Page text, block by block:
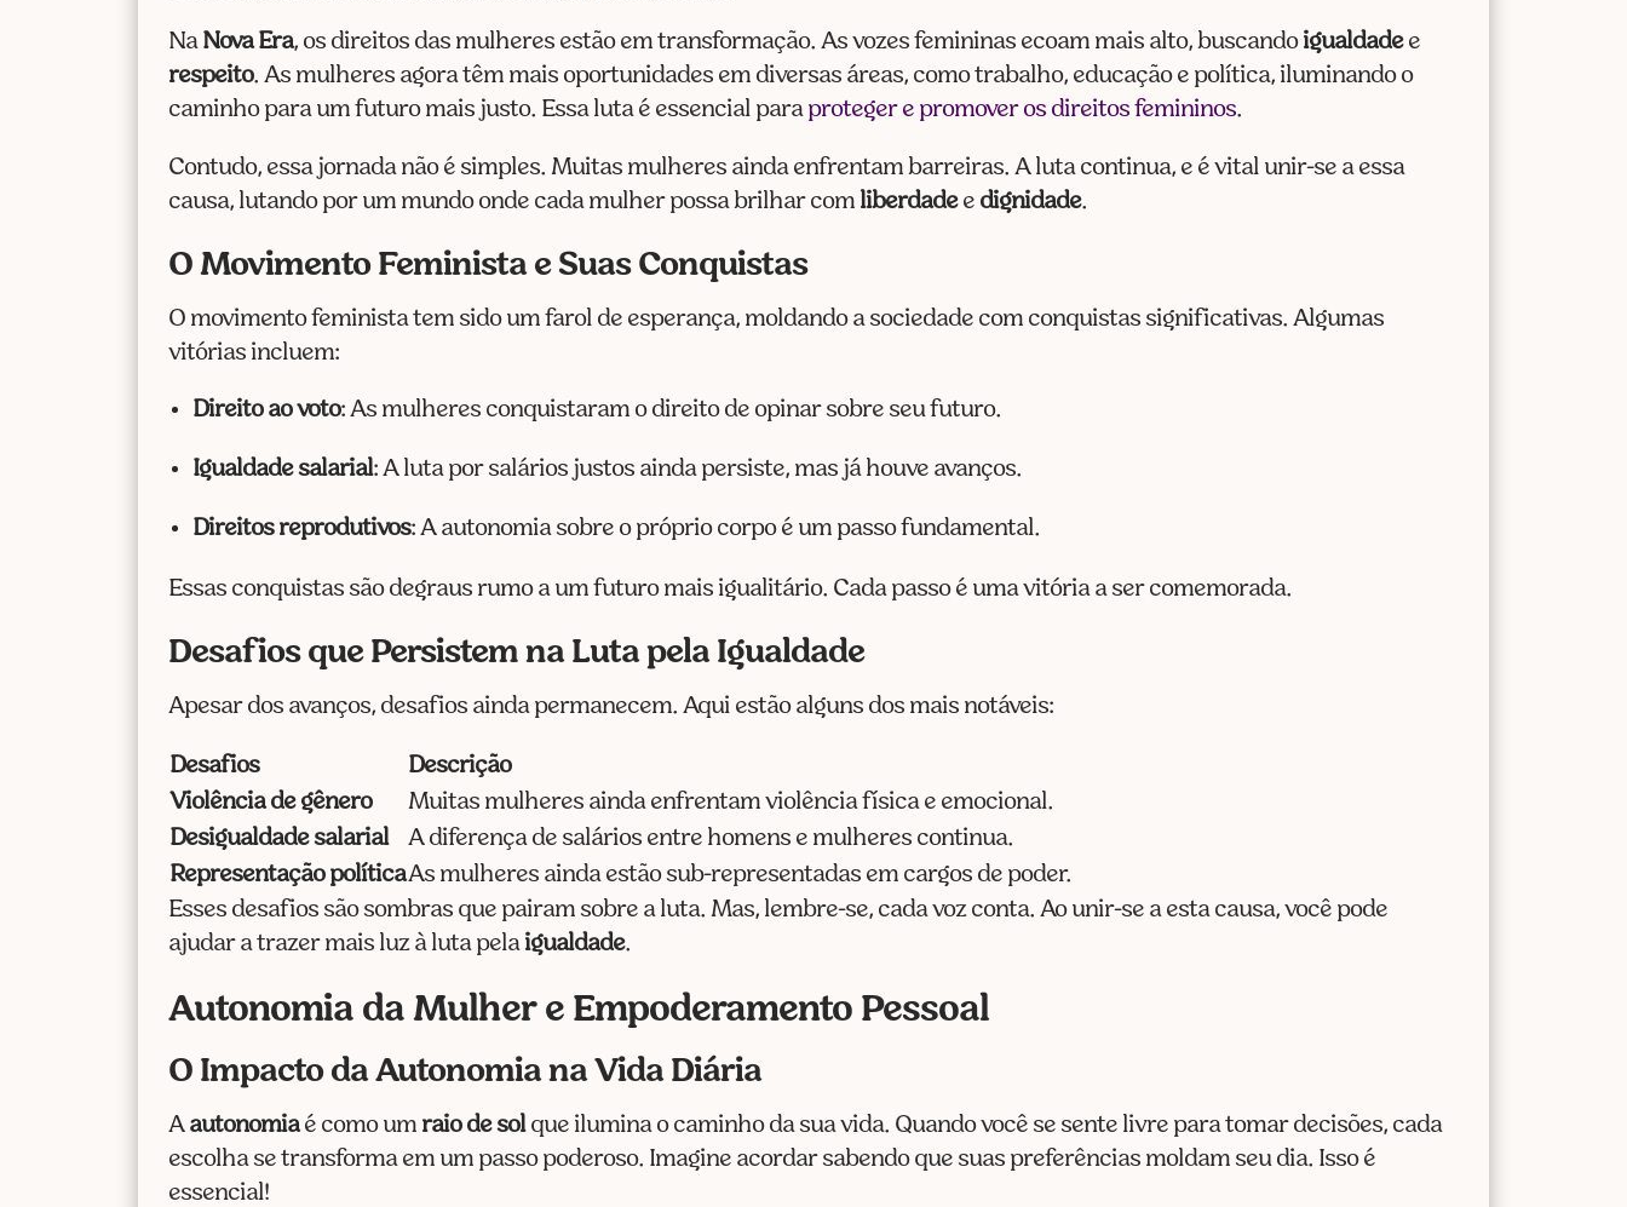
Na Nova Era, os direitos das mulheres estão em transformação. As vozes femininas ecoam mais alto, buscando igualdadee
respeito. As mulheres agora têm mais oportunidades em diversas áreas, como trabalho, educação e política, iluminando o
caminho para um futuro mais justo. Essa luta é essencial para proteger e promover os direitos femininos.
Contudo, essa jornada não é simples. Muitas mulheres ainda enfrentam barreiras. A luta continua, e é vital unir-se a essa
causa, lutando por um mundo onde cada mulher possa brilhar com liberdadee dignidade.
O Movimento Feminista e Suas Conquistas
O movimento feminista tem sido um farol de esperança, moldando a sociedade com conquistas significativas. Algumas
vitórias incluem:
Direito ao voto: As mulheres conquistaram o direito de opinar sobre seu futuro.
Igualdade salarial: A luta por salários justos ainda persiste, mas já houve avanços.
Direitos reprodutivos: A autonomia sobre o próprio corpo é um passo fundamental.
Essas conquistas são degraus rumo a um futuro mais igualitário. Cada passo é uma vitória a ser comemorada.
Desafios que Persistem na Luta pela Igualdade
Apesar dos avanços, desafios ainda permanecem. Aqui estão alguns dos mais notáveis:
Desafios
Descrição
Violência de gênero
Muitas mulheres ainda enfrentam violência física e emocional.
Desigualdade salarial
A diferença de salários entre homens e mulheres continua.
Representação políticaAs mulheres ainda estão sub-representadas em cargos de poder.
Esses desafios são sombras que pairam sobre a luta. Mas, lembre-se, cada voz conta. Ao unir-se a esta causa, você pode
ajudar a trazer mais luz à luta pela igualdade.
Autonomia da Mulher e Empoderamento Pessoal
O Impacto da Autonomia na Vida Diária
A autonomiaé como um raio de solque ilumina o caminho da sua vida. Quando você se sente livre para tomar decisões, cada
escolha se transforma em um passo poderoso. Imagine acordar sabendo que suas preferências moldam seu dia. Isso é
essencial!